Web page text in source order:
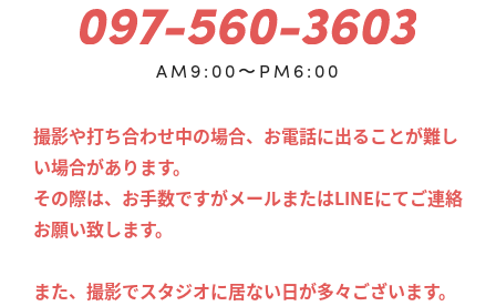
AM9:00〜PM6:00
撮影や打ち合わせ中の場合、お電話に出ることが難し
い場合があります。
その際は、お手数ですがメールまたはLINEにてご連絡
お願い致します。
また、撮影でスタジオに居ない日が多々ございます。